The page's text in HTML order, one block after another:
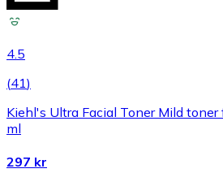
4.5
(41)
Kiehl's Ultra Facial Toner Mild
ml
297 kr